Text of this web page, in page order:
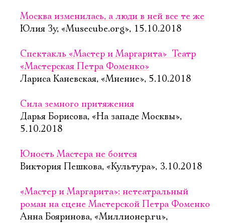
Москва изменилась, а люди в ней все те же
Юлия Зу, «Musecube.org», 15.10.2018
Спектакль «Мастер и Маргарита»  Театр
«Мастерская Петра Фоменко»
Лариса Каневская, «Мнение», 5.10.2018
Сила земного притяжения
Дарья Борисова, «На западе Москвы»,
5.10.2018
Юность Мастера не боится
Виктория Пешкова, «Культура», 3.10.2018
«Мастер и Маргарита»: нетеатральный
роман на сцене Мастерской Петра Фоменко
Анна Бояринова, «Миллионер.ru»,